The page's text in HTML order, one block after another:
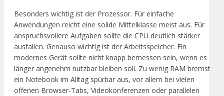
Besonders wichtig ist der Prozessor. Für einfache
Anwendungen reicht eine solide Mittelklasse meist aus. Für
anspruchsvollere Aufgaben sollte die CPU deutlich stärker
ausfallen. Genauso wichtig ist der Arbeitsspeicher. Ein
modernes Gerät sollte nicht knapp bemessen sein, wenn es
länger angenehm nutzbar bleiben soll. Zu wenig RAM bremst
ein Notebook im Alltag spürbar aus, vor allem bei vielen
offenen Browser-Tabs, Videokonferenzen oder parallelen